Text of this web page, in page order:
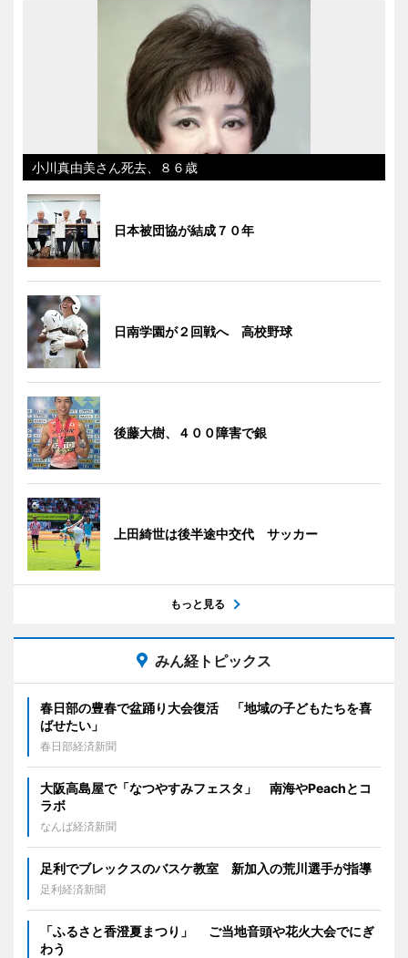
小川真由美さん死去、８６歳
日本被団協が結成７０年
日南学園が２回戦へ 高校野球
後藤大樹、４００障害で銀
上田綺世は後半途中交代 サッカー
もっと見る
みん経トピックス
春日部の豊春で盆踊り大会復活 「地域の子どもたちを喜
ばせたい」
春日部経済新聞
大阪高島屋で「なつやすみフェスタ」 南海やPeachとコ
ラボ
なんば経済新聞
足利でブレックスのバスケ教室 新加入の荒川選手が指導
足利経済新聞
「ふるさと香澄夏まつり」 ご当地音頭や花火大会でにぎ
わう